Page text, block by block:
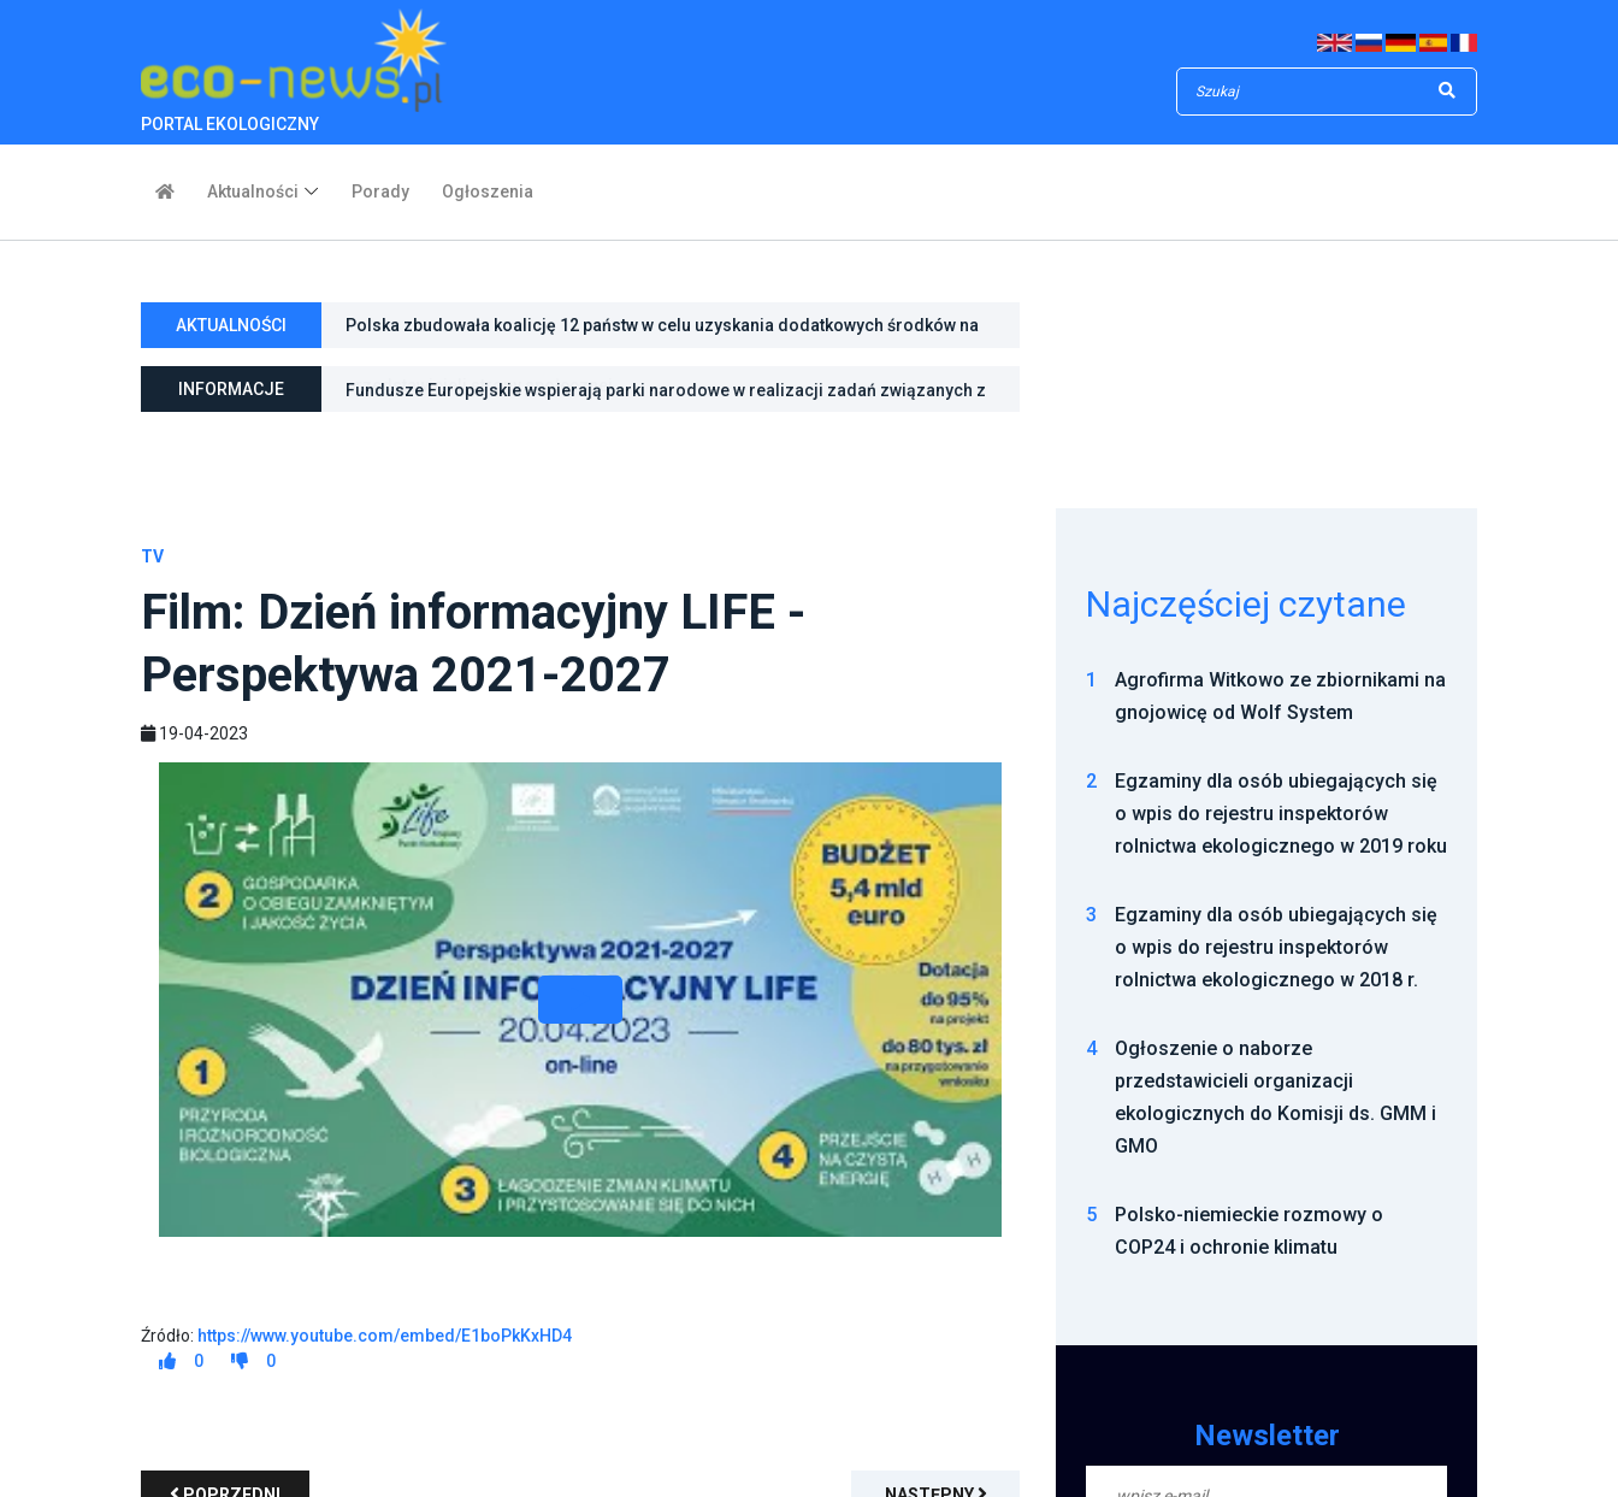
PORTAL EKOLOGICZNY
Aktualności Porady Ogłoszenia
AKTUALNOŚCI Polska zbudowała koalicję 12 państw w celu uzyskania dodatkowych środków na
INFORMACJE
Fundusze Europejskie wspierają parki narodowe w realizacji zadań związanych z
TV
Film: Dzień informacyjny LIFE -
Perspektywa 2021-2027
19-04-2023
Źródło: https://www.youtube.com/embed/E1boPkKxHD4
0
0
Najczęściej czytane
1
Agrofirma Witkowo ze zbiornikami na
gnojowicę od Wolf System
2
Egzaminy dla osób ubiegających się
o wpis do rejestru inspektorów
rolnictwa ekologicznego w 2019 roku
3
Egzaminy dla osób ubiegających się
o wpis do rejestru inspektorów
rolnictwa ekologicznego w 2018 r.
4
Ogłoszenie o naborze
przedstawicieli organizacji
ekologicznych do Komisji ds. GMM i
GMO
5
Polsko-niemieckie rozmowy o
COP24 i ochronie klimatu
Newsletter